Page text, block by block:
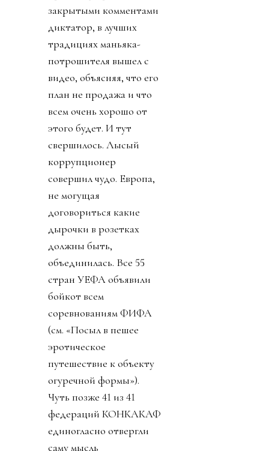
закрытыми комментами
диктатор, в лучших
традициях маньяка-
потрошителя вышел с
видео, объясняя, что его
план не продажа и что
всем очень хорошо от
этого будет. И тут
свершилось. Лысый
коррупционер
совершил чудо. Европа,
не могущая
договориться какие
дырочки в розетках
должны быть,
объединилась. Все 55
стран УЕФА объявили
бойкот всем
соревнованиям ФИФА
(см. «Посыл в пешее
эротическое
путешествие к объекту
огуречной формы»).
Чуть позже 41 из 41
федераций КОНКАКАФ
единогласно отвергли
саму мысль